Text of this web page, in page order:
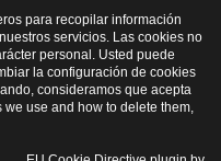
para recopilar información
servicios. Las cookies no
personal. Usted puede
la configuración de cookies
consideramos que acepta
we use and how to delete them,